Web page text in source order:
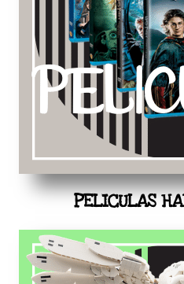
PELICULAS